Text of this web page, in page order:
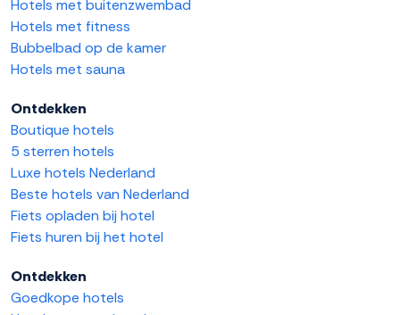
Hotels met buitenzwembad
Hotels met fitness
Bubbelbad op de kamer
Hotels met sauna
Ontdekken
Boutique hotels
5 sterren hotels
Luxe hotels Nederland
Beste hotels van Nederland
Fiets opladen bij hotel
Fiets huren bij het hotel
Ontdekken
Goedkope hotels